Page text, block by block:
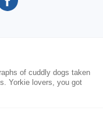
of cuddly dogs taken
Yorkie lovers, you got